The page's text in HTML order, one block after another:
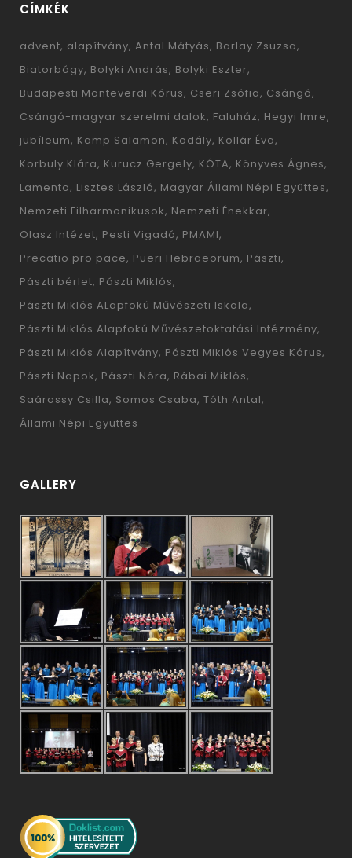
CÍMKÉK
advent alapítvány Antal Mátyás Barlay Zsuzsa
Biatorbágy Bolyki András Bolyki Eszter
Budapesti Monteverdi Kórus Cseri Zsófia Csángó
Csángó-magyar szerelmi dalok Faluház Hegyi Imre
jubíleum Kamp Salamon Kodály Kollár Éva
Korbuly Klára Kurucz Gergely KÓTA Könyves Ágnes
Lamento Lisztes László Magyar Állami Népi Együttes
Nemzeti Filharmonikusok Nemzeti Énekkar
Olasz Intézet Pesti Vigadó PMAMI
Precatio pro pace Pueri Hebraeorum Pászti
Pászti bérlet Pászti Miklós
Pászti Miklós ALapfokú Művészeti Iskola
Pászti Miklós Alapfokú Művészetoktatási Intézmény
Pászti Miklós Alapítvány Pászti Miklós Vegyes Kórus
Pászti Napok Pászti Nóra Rábai Miklós
Saárossy Csilla Somos Csaba Tóth Antal
Állami Népi Együttes
GALLERY